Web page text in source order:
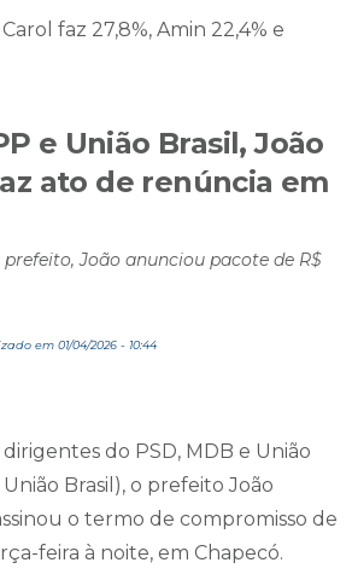
faz 27,8%, Amin 22,4% e
e União Brasil, João
ato de renúncia em
João anunciou pacote de R$
em 01/04/2026 - 10:44
do PSD, MDB e União
Brasil), o prefeito João
o termo de compromisso de
feira à noite, em Chapecó.